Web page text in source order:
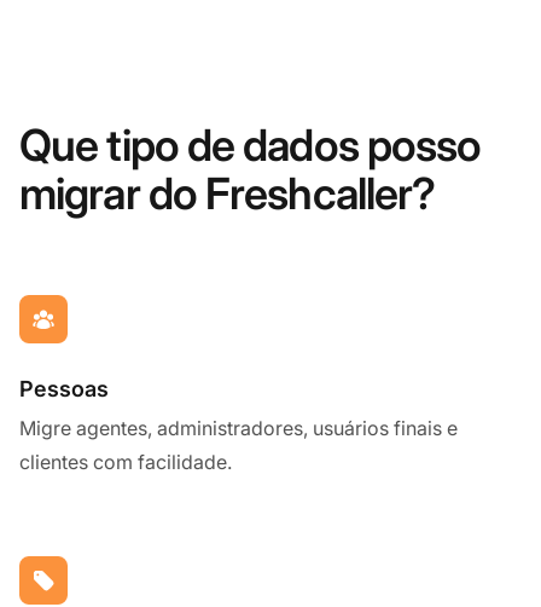
Que tipo de dados posso
migrar do Freshcaller?
Pessoas
Migre agentes, administradores, usuários finais e
clientes com facilidade.